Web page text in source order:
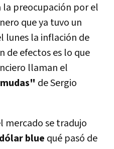
la preocupación por el
que ya tuvo un
lunes la inflación de
de efectos es lo que
llaman el
de Sergio
mercado se tradujo
dólar blue qué pasó de